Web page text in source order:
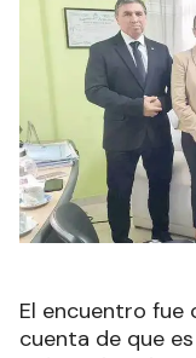
El encuentro
cuenta de que